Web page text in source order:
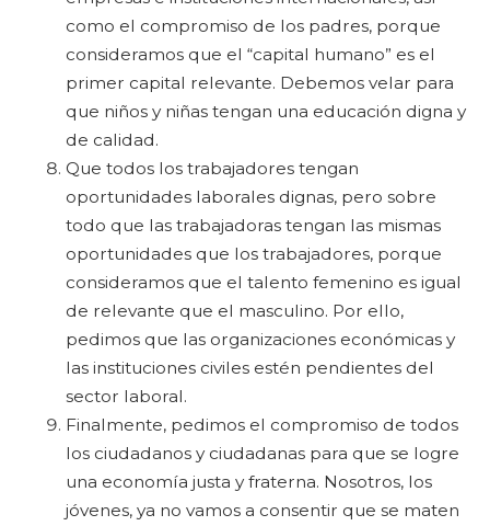
como el compromiso de los padres, porque
consideramos que el “capital humano” es el
primer capital relevante. Debemos velar para
que niños y niñas tengan una educación digna y
de calidad.
Que todos los trabajadores tengan
oportunidades laborales dignas, pero sobre
todo que las trabajadoras tengan las mismas
oportunidades que los trabajadores, porque
consideramos que el talento femenino es igual
de relevante que el masculino. Por ello,
pedimos que las organizaciones económicas y
las instituciones civiles estén pendientes del
sector laboral.
Finalmente, pedimos el compromiso de todos
los ciudadanos y ciudadanas para que se logre
una economía justa y fraterna. Nosotros, los
jóvenes, ya no vamos a consentir que se maten